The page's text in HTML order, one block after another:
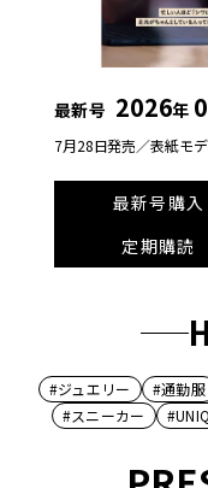
最新号 2026年
7月28日発売／表紙モ
最新号購入
定期購読
#ジュエリー #通勤服
#スニーカー